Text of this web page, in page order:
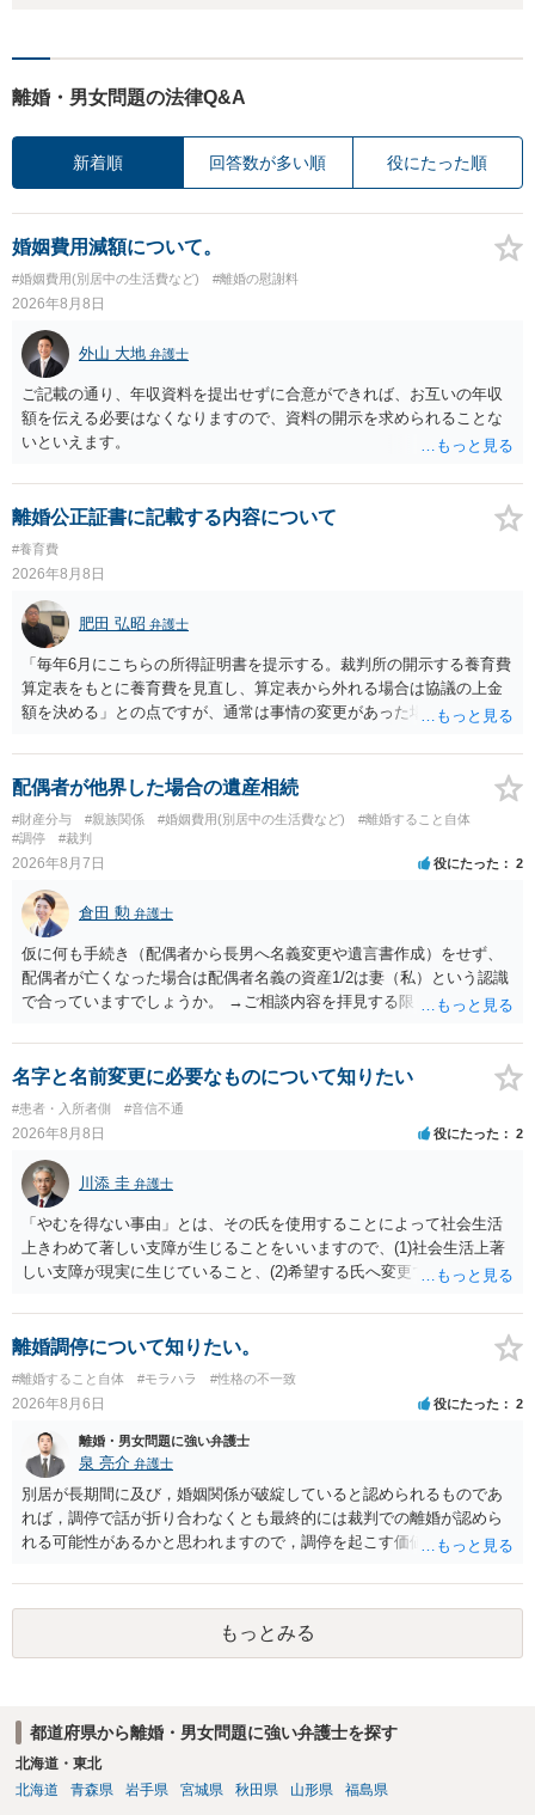
離婚・男女問題の法律Q&A
新着順 回答数が多い順 役にたった順
婚姻費用減額について。
#婚姻費用(別居中の生活費など) #離婚の慰謝料
2026年8月8日
外山 大地 弁護士
ご記載の通り、年収資料を提出せずに合意ができれば、お互いの年収
額を伝える必要はなくなりますので、資料の開示を求められることな
いといえます。
離婚公正証書に記載する内容について
#養育費
2026年8月8日
肥田 弘昭 弁護士
「毎年6月にこちらの所得証明書を提示する。裁判所の開示する養育費
算定表をもとに養育費を見直し、算定表から外れる場合は協議の上金
額を決める」との点ですが、通常は事情の変更があった場合に変更し
来なかった事情の変更により双方協議の上増減出来る」と「通知義務
に勤務先」が含まれているので、私に収入が入った事は相手に通知が
行く事になり、上記のような文言が無くても養育費の見直しは適宜出
来るかと思うのですが違うのでしょうか？との点はそのとおりかと思
います。養育費は事情の変更があった場合に変更するので毎年見直す
配偶者が他界した場合の遺産相続
#財産分与 #親族関係 #婚姻費用(別居中の生活費など)
#離婚すること自体
#調停
#裁判
2026年8月7日 役にたった 2
倉田 勲 弁護士
仮に何も手続き（配偶者から長男へ名義変更や遺言書作成）をせず、
配偶者が亡くなった場合は配偶者名義の資産1/2は妻（私）という認識
で合っていますでしょうか。 →ご相談内容を拝見する限りでは、その
完全に所有する場合は、他の相続人に対して自宅の評価額の１/２の代
償金の支払いが必要になります。
名字と名前変更に必要なものについて知りたい
#患者・入所者側 #音信不通
2026年8月8日 役にたった 2
川添 圭 弁護士
「やむを得ない事由」とは、その氏を使用することによって社会生活
上きわめて著しい支障が生じることをいいますので、(1)社会生活上著
しい支障が現実に生じていること、(2)希望する氏へ変更できればその
できるかどうかがポイントです。 記録中に現れた一切の事情が判断対
象ですので、上記(1)と(2)を説明できる資料は全て（ただし理路整然
に）提出することが必要になります。「フラッシュバック」とのこと
なので、例えば、医学上確立されているPTSDの診断基準に合致した説
明とそれに沿う資料の提出が必要になってくるように思います。 精神
的・心理的な理由の氏変更は様々な意味でハードルがかなり高く、弁
護士へ依頼しても苦労することが強く予想されるところです。、もし
本人申立てをお考えであれば、医学知識はもちろん法律知識も要求さ
れますので、性急な申立てをせず、知識と資料をしっかりと揃えて、
万全の体制で申立てに臨んだ方がよいと思われます。
離婚調停について知りたい。
#離婚すること自体 #モラハラ #性格の不一致
2026年8月6日 役にたった 2
離婚・男女問題に強い弁護士
泉 亮介 弁護士
別居が長期間に及び，婚姻関係が破綻していると認められるものであ
れば，調停で話が折り合わなくとも最終的には裁判での離婚が認めら
れる可能性があるかと思われますので，調停を起こす価値はあるよう
は調停が成立するということはないため，相手が合意するメリットを
だしてでも調停で終わらせるよう努めるのか，裁判離婚を見据えて調
停での離婚に固執しないかいずれかの対応は必要となるかと思われま
す。 お一人で対応するのは難しい側面もありますので弁護士を立てる
もっとみる
都道府県から離婚・男女問題に強い弁護士を探す
北海道・東北
北海道
青森県 岩手県 宮城県 秋田県 山形県 福島県